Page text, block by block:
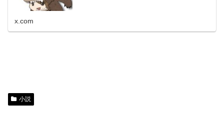
x.com
小説